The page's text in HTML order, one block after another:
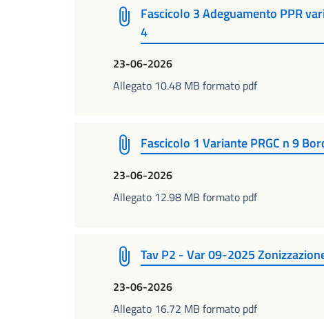
Fascicolo 3 Adeguamento PPR
4
23-06-2026
Allegato 10.48 MB formato pdf
Fascicolo 1 Variante PRGC n 9
23-06-2026
Allegato 12.98 MB formato pdf
Tav P2 - Var 09-2025
23-06-2026
Allegato 16.72 MB formato pdf